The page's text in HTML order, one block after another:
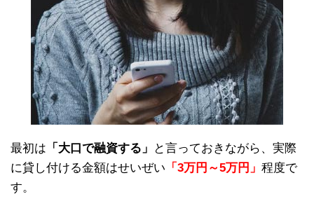
最初は 「大口で融資する」
と言っておきながら、実際
に貸し付ける金額はせいぜい 「3万円～5万円」 程度で
す。